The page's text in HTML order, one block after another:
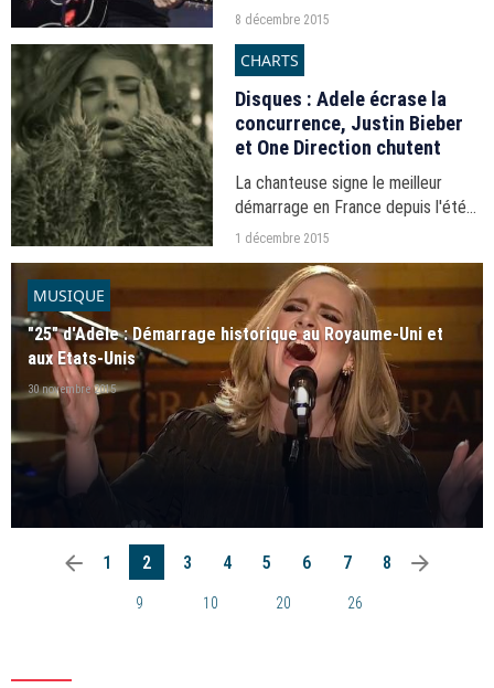
singles et d'albums mais c'est
streaming.
8 décembre 2015
CHARTS
Disques : Adele écrase la
concurrence, Justin Bieber
et One Direction chutent
La chanteuse signe le meilleur
démarrage en France depuis l'été
2013 et voit tous ses titres entrer
1 décembre 2015
MUSIQUE
"25" d'Adele : Démarrage historique au Royaume-Uni et
aux Etats-Unis
30 novembre 2015
arrow_left 1 2 3 4 5 6 7 8
9 10 20 26
arrow_right